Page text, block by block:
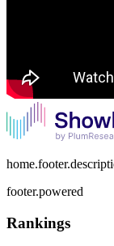
footer.powered
Rankings